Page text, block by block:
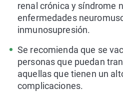
renal crónica y síndrome
enfermedades
inmunosupresión.
Se recomienda que se
personas que puedan
aquellas que tienen un
complicaciones.